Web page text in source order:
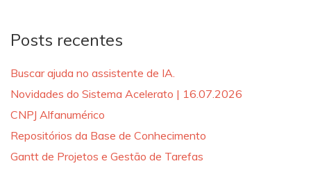
Posts recentes
Buscar ajuda no assistente de IA.
Novidades do Sistema Acelerato | 16.07.2026
CNPJ Alfanumérico
Repositórios da Base de Conhecimento
Gantt de Projetos e Gestão de Tarefas